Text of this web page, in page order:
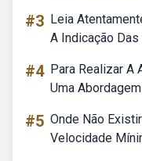
#3 Leia
A Indicação
#4 Para Realizar A
Uma
#5 Onde Não
Velocidade